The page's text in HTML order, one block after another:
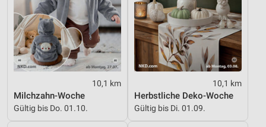
10,1 km
Milchzahn-Woche
Gültig bis Do. 01.10.
10,1 km
Herbstliche Deko-Woche
Gültig bis Di. 01.09.